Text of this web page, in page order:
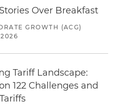
Over Breakfast
GROWTH (ACG)
Tariff Landscape:
122 Challenges and